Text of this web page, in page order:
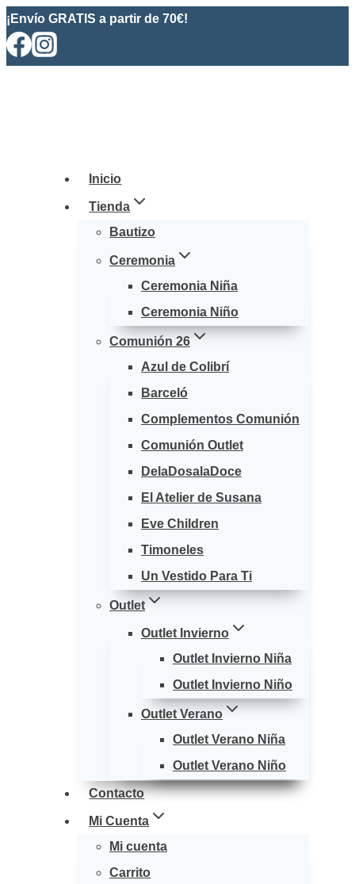
Saltar
al
contenido
¡Envío GRATIS a partir de 70€!
Inicio
Tienda
Bautizo
Ceremonia
Ceremonia Niña
Ceremonia Niño
Comunión 26
Azul de Colibrí
Barceló
Complementos Comunión
Comunión Outlet
DelaDosalaDoce
El Atelier de Susana
Eve Children
Timoneles
Un Vestido Para Ti
Outlet
Outlet Invierno
Outlet Invierno Niña
Outlet Invierno Niño
Outlet Verano
Outlet Verano Niña
Outlet Verano Niño
Contacto
Mi Cuenta
Mi cuenta
Carrito